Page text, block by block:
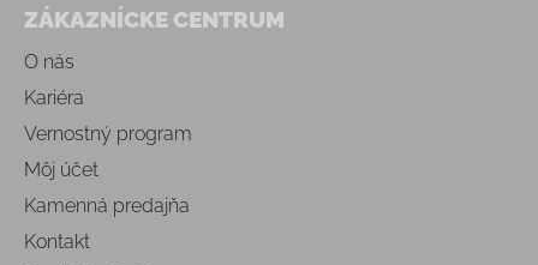
ZÁKAZNÍCKE CENTRUM
O nás
Kariéra
Vernostný program
Môj účet
Kamenná predajňa
Kontakt